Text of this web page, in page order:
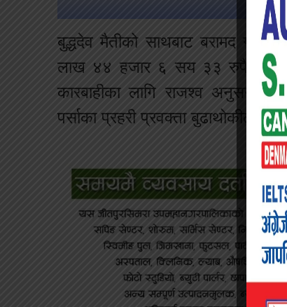
बुद्धदेव मैतीको साथबाट बरामद
लाख ४४ हजार ६ सय ३३ रुपैयाँ
कारबाहीका लागि राजश्व अनुसन्धान
पर्साका प्रहरी प्रवक्ता बुढाथोकीले